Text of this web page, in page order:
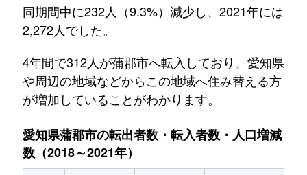
同期間中に232人（9.3%）減少し、2021年には
2,272人でした。
4年間で312人が蒲郡市へ転入しており、愛知県
や周辺の地域などからこの地域へ住み替える方
が増加していることがわかります。
愛知県蒲郡市の転出者数・転入者数・人口増減
数（2018～2021年）